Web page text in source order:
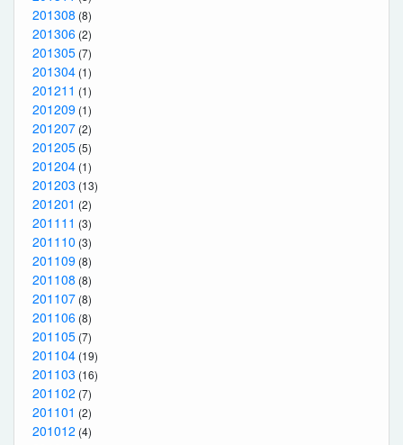
201308 (8)
201306 (2)
201305 (7)
201304 (1)
201211 (1)
201209 (1)
201207 (2)
201205 (5)
201204 (1)
201203 (13)
201201 (2)
201111 (3)
201110 (3)
201109 (8)
201108 (8)
201107 (8)
201106 (8)
201105 (7)
201104 (19)
201103 (16)
201102 (7)
201101 (2)
201012 (4)